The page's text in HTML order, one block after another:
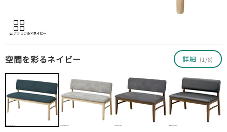
空間を彩るネイビー 詳細 (1/8)